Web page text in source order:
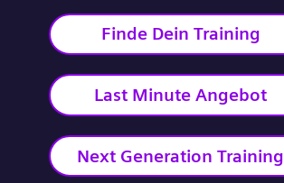
Finde Dein Training
Last Minute Angebot
Next Generation Training